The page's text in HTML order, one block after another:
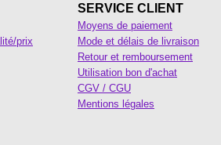
prix
SERVICE CLIENT
Moyens de paiement
Mode et délais de livraison
Retour et remboursement
Utilisation bon d'achat
CGV / CGU
Mentions légales